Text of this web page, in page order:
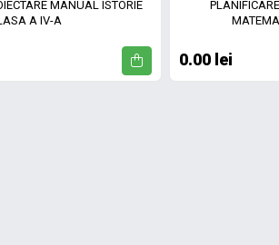
MANUAL ISTORIE
A IV-A
0.00 lei